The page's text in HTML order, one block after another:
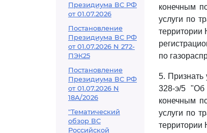
Президиума ВС РФ
от 01.07.2026
Постановление
Президиума ВС РФ
от 01.07.2026 N 272-
ПЭК25
Постановление
Президиума ВС РФ
от 01.07.2026 N
18А/2026
"Тематический
обзор ВС
Российской
конечным
услуги по
территории
по
5. Признать
328-э/5 "Об
конечным
услуги по
территории